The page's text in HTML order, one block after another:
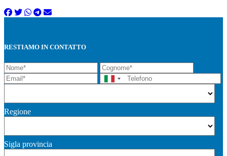
RESTIAMO IN CONTATTO
Regione
Sigla provincia